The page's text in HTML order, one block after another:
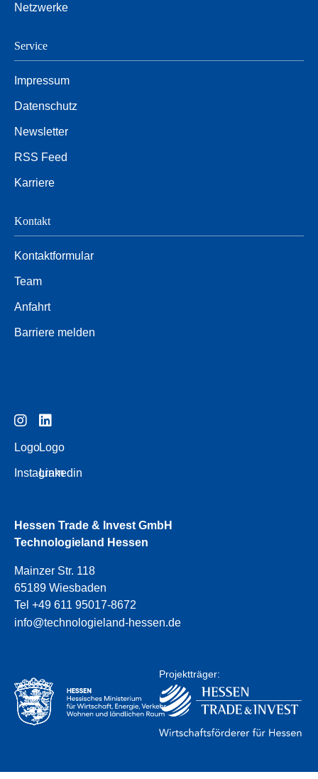
Netzwerke
Service
Impressum
Datenschutz
Newsletter
RSS Feed
Karriere
Kontakt
Kontaktformular
Team
Anfahrt
Barriere melden
Logo
Instagram
Logo
Linkedin
Hessen Trade & Invest GmbH
Technologieland Hessen
Mainzer Str. 118
65189 Wiesbaden
Tel +49 611 95017-8672
info@technologieland-hessen.de
Projektträger: